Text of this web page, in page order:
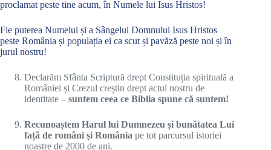
proclamat peste tine acum, în Numele lui Isus Hristos!
Fie puterea Numelui și a Sângelui Domnului Isus Hristos
peste România și populația ei ca scut și pavăză peste noi și în
jurul nostru!
Declarăm Sfânta Scriptură drept Constituția spirituală a
României și Crezul creștin drept actul nostru de
identitate – suntem ceea ce Biblia spune că suntem!
Recunoaștem Harul lui Dumnezeu și bunătatea Lui
față de români și România pe tot parcursul istoriei
noastre de 2000 de ani.